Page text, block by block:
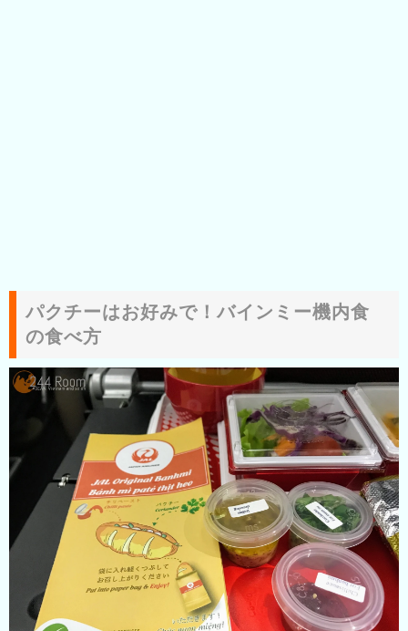
パクチーはお好みで！バインミー機内食
の食べ方